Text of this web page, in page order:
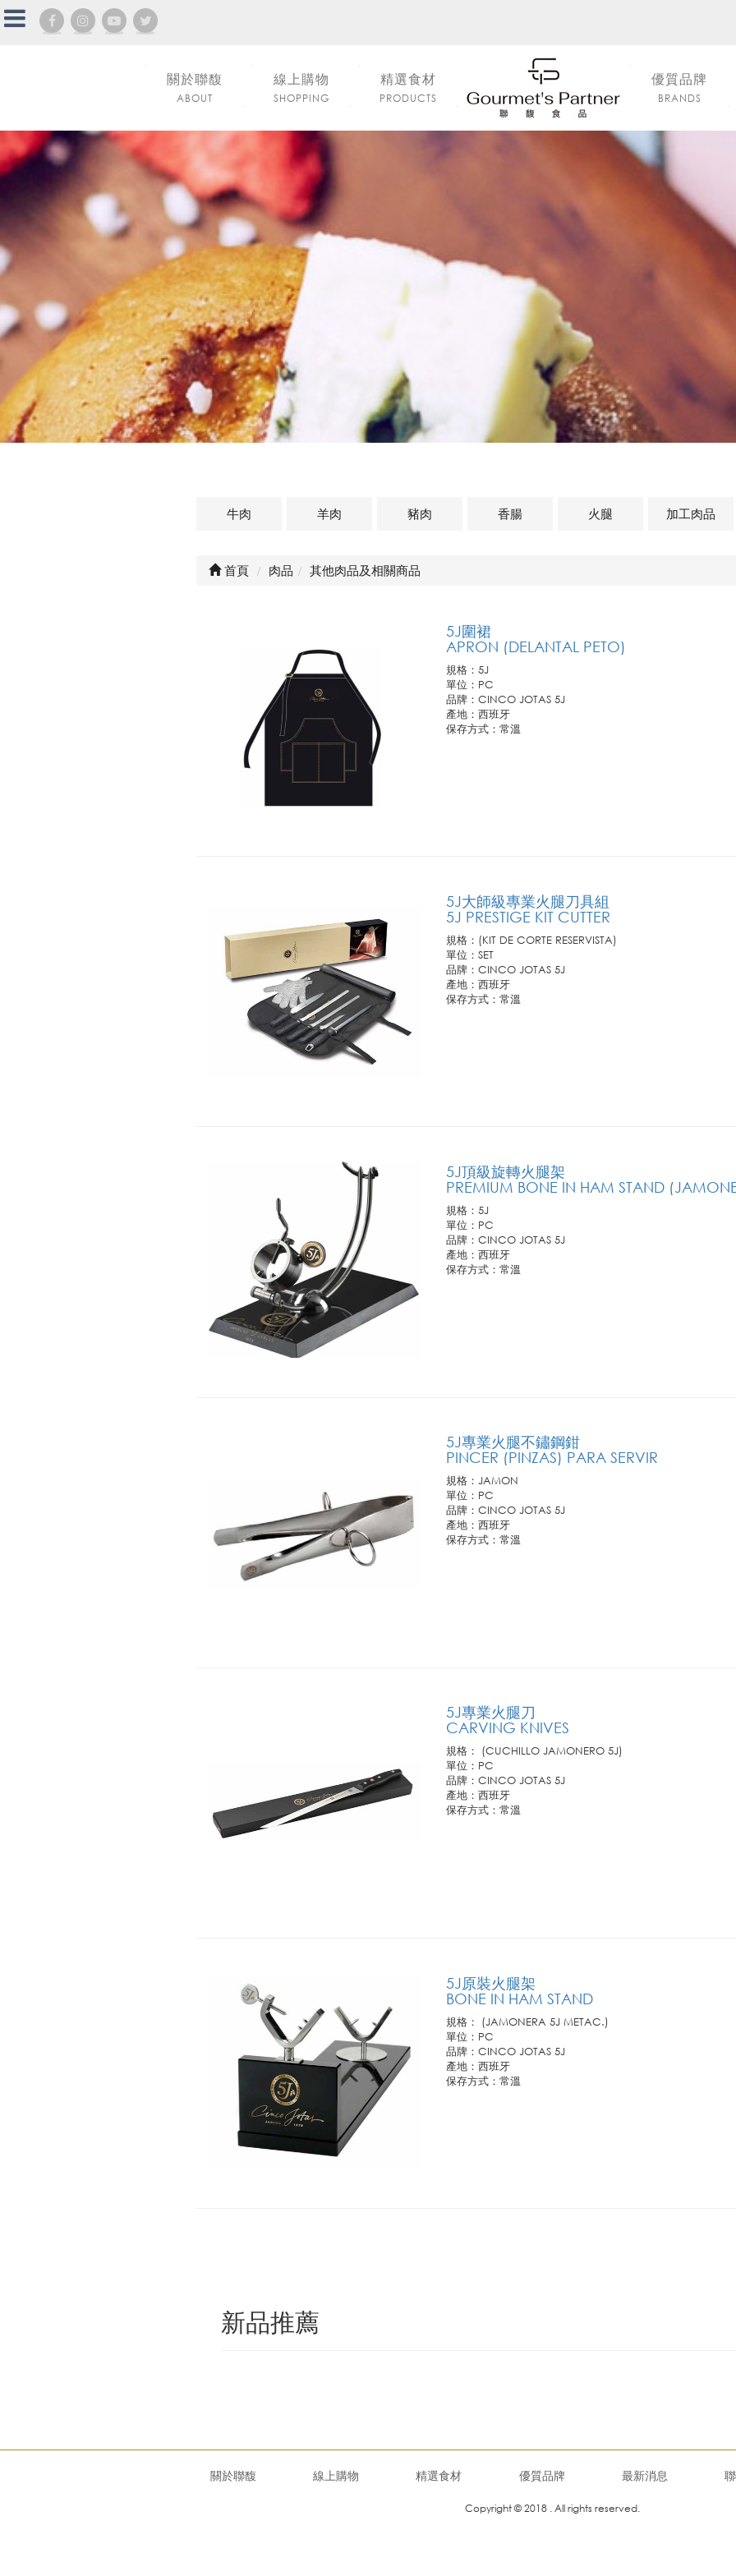
關於聯馥
ABOUT
線上購物
SHOPPING
精選食材
PRODUCTS
優質品牌
BRANDS
牛肉 羊肉 豬肉 香腸 火腿 加工肉品
首頁 肉品 其他肉品及相關商品
5J圍裙
APRON (DELANTAL PETO)
規格：5J
單位：PC
品牌：CINCO JOTAS 5J
產地：西班牙
保存方式：常溫
5J大師級專業火腿刀具組
5J PRESTIGE KIT CUTTER
規格：(KIT DE CORTE RESERVISTA)
單位：SET
品牌：CINCO JOTAS 5J
產地：西班牙
保存方式：常溫
5J頂級旋轉火腿架
PREMIUM BONE IN HAM STAND
規格：5J
單位：PC
品牌：CINCO JOTAS 5J
產地：西班牙
保存方式：常溫
5J專業火腿不鏽鋼鉗
PINCER (PINZAS) PARA SERVIR
規格：JAMON
單位：PC
品牌：CINCO JOTAS 5J
產地：西班牙
保存方式：常溫
5J專業火腿刀
CARVING KNIVES
規格： (CUCHILLO JAMONERO 5J)
單位：PC
品牌：CINCO JOTAS 5J
產地：西班牙
保存方式：常溫
5J原裝火腿架
BONE IN HAM STAND
規格： (JAMONERA 5J METAC.)
單位：PC
品牌：CINCO JOTAS 5J
產地：西班牙
保存方式：常溫
新品推薦
關於聯馥 線上購物 精選食材 優質品牌 最新消息
Copyright © 2018 . All rights reserved.